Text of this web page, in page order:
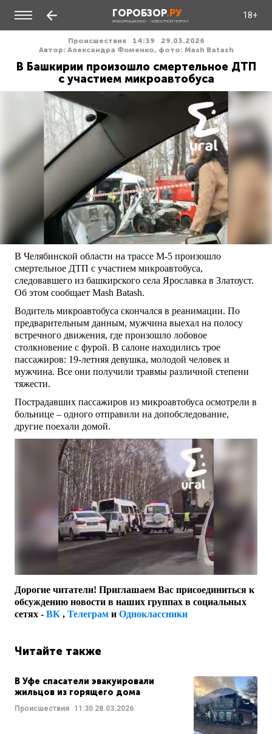
ГОРОБЗОР.РУ
ИНФОРМАЦИОННО - НОВОСТНОЙ ПОРТАЛ
18+
Происшествия 14:39
29.03.2026
Автор: Александра Фоменко, фото: Mash Batash
В Башкирии произошло смертельное ДТП
с участием микроавтобуса
В Челябинской области на трассе М-5 произошло
смертельное ДТП с участием микроавтобуса,
следовавшего из башкирского села Ярославка в Златоуст.
Об этом сообщает Mash Batash.
Водитель микроавтобуса скончался в реанимации. По
предварительным данным, мужчина выехал на полосу
встречного движения, где произошло лобовое
столкновение с фурой. В салоне находились трое
пассажиров: 19-летняя девушка, молодой человек и
мужчина. Все они получили травмы различной степени
тяжести.
Пострадавших пассажиров из микроавтобуса осмотрели в
больнице – одного отправили на допобследование,
другие поехали домой.
Дорогие читатели! Приглашаем Вас присоединиться к
обсуждению новости в наших группах в социальных
сетях - ВК , Телеграм и Одноклассники
Читайте также
В Уфе спасатели эвакуировали
жильцов из горящего дома
Происшествия 11:30 28.03.2026